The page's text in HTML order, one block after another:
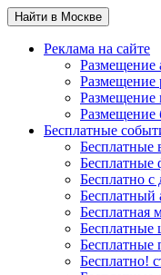
Найти в Москве
Реклама на сайте
Размещение
Размещение
Размещение
Размещение
Бесплатные
Бесплатные
Бесплатные
Бесплатно
Бесплатный
Бесплатная
Бесплатные
Бесплатные
Бесплатно!